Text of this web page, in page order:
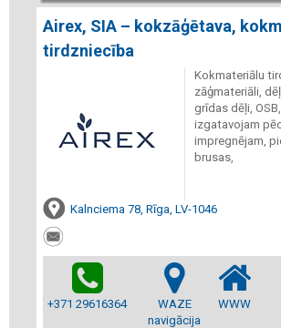
Airex, SIA – kokzāģētava,
tirdzniecība
Kokmateriālu
zāģmateriāli,
grīdas dēļi,
izgatavojam
impregnējam,
brusas,
Kalnciema 78, Rīga, LV-1046
+371 29616364
WAZE
navigācija
WWW